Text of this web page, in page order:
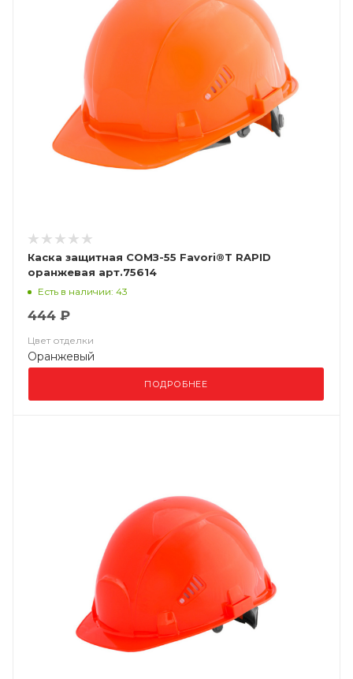
Каска защитная СОМЗ-55 Favori®T RAPID
оранжевая арт.75614
Есть в наличии: 43
444 ₽
Цвет отделки
Оранжевый
ПОДРОБНЕЕ